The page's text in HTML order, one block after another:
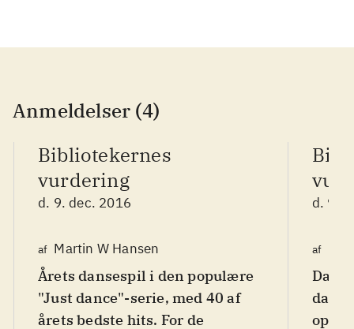
Anmeldelser (4)
Bibliotekernes
vurdering
d. 9. dec. 2016
af Martin W Hansen
Årets dansespil i den populære
"Just dance"-serie, med 40 af
årets bedste hits. For de
d. 9.
af
op til